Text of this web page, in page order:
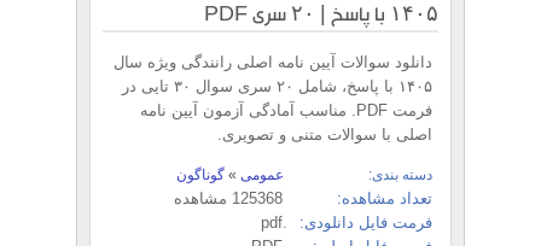
۱۴۰۵ با پاسخ | ۲۰ سری PDF
دانلود سوالات آیین نامه اصلی رانندگی ویژه سال
۱۴۰۵ با پاسخ، شامل ۲۰ سری سوال ۳۰ تایی در
فرمت PDF. مناسب آمادگی آزمون آیین نامه
اصلی با سوالات متنی و تصویری.
دسته بندی: عمومی » گوناگون
تعداد مشاهده:
فرمت فایل دانلودی:
.pdf